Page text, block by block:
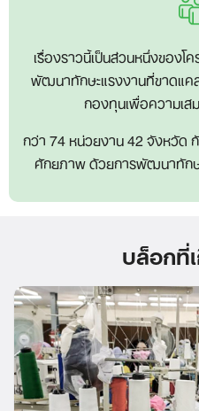
เรื่องราวนี้เป็นส่วนหนึ่งของ
พัฒนาทักษะแรงงานที่ขาดแค
กองทุนเพื่อความเ
กว่า 74 หน่วยงาน 42 จังหวัด
ศักยภาพ ด้วยการพัฒนาทัก
บล็อกที่